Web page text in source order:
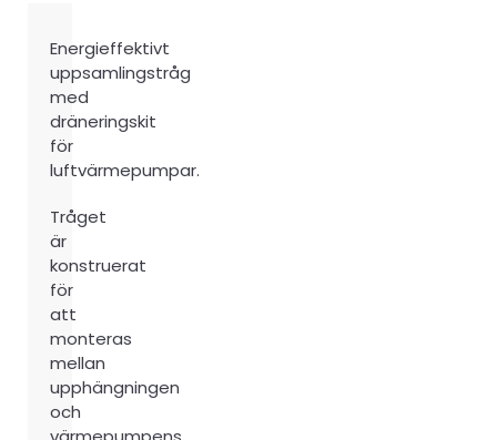
Energieffektivt
uppsamlingstråg
med
dräneringskit
för
luftvärmepumpar.
Tråget
är
konstruerat
för
att
monteras
mellan
upphängningen
och